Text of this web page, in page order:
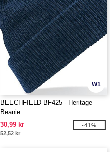
W1
BEECHFIELD BF425 - Heritage
Beanie
30,99 kr
52,52 kr
-41%